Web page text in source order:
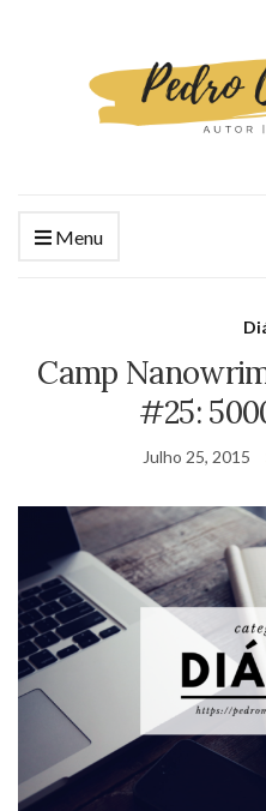
Menu
Camp
#25:
Julho 25, 2015